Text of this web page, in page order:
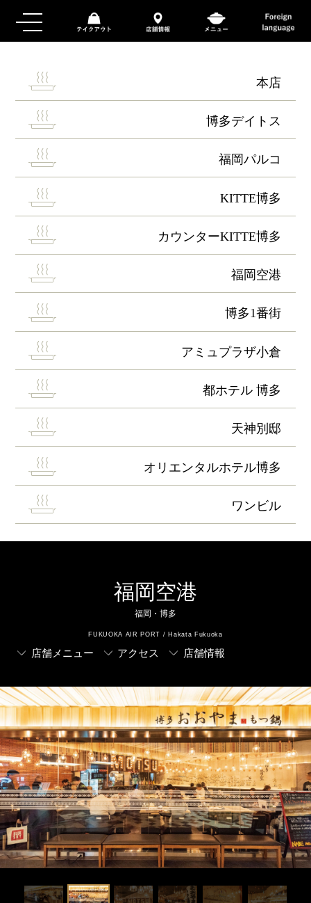
本店
博多デイトス
福岡パルコ
KITTE博多
カウンターKITTE博多
福岡空港
博多1番街
アミュプラザ小倉
都ホテル 博多
天神別邸
オリエンタルホテル博多
ワンビル
福岡空港
福岡・博多
FUKUOKA AIR PORT / Hakata Fukuoka
店舗メニュー アクセス 店舗情報